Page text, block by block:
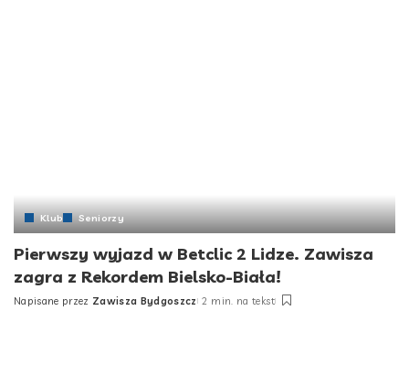
Klub Seniorzy
Pierwszy wyjazd w Betclic 2 Lidze. Zawisza
zagra z Rekordem Bielsko-Biała!
Posted
Napisane przez Zawisza Bydgoszcz 2 min. na tekst